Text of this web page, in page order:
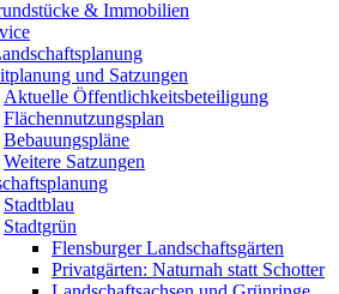
& Immobilien
und Satzungen
Aktuelle Öffentlichkeitsbeteiligung
Flächennutzungsplan
Bebauungspläne
Weitere Satzungen
Stadtblau
Stadtgrün
Flensburger Landschaftsgärten
Privatgärten: Naturnah statt Schotter